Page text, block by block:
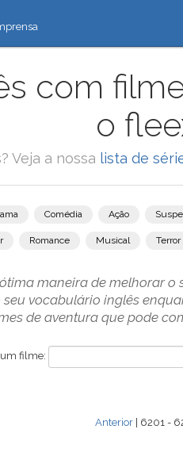
com
o
Veja a nossa lista de
Comédia Ação
Romance Musical Terror
maneira de melhorar
vocabulário inglês
de aventura que pode
filme:
Anterior| 6201 -